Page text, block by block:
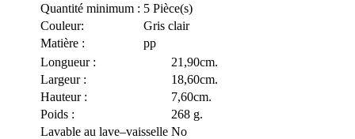
Quantité minimum : 5 Pièce(s)
Couleur:
Gris clair
Matière :
pp
Longueur :
21,90cm.
Largeur :
18,60cm.
Hauteur :
7,60cm.
Poids :
268 g.
Lavable au lave–vaisselle No